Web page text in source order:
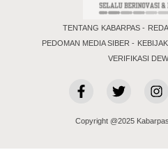
TENTANG KABARPAS
PEDOMAN MEDIA SIBER
VERIFIKASI
Copyright @2025